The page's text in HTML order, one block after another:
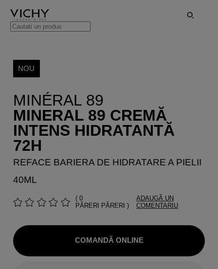
NOU
MINÉRAL 89
MINERAL 89 CREMĂ
INTENS HIDRATANTĂ
72H
REFACE BARIERA DE HIDRATARE A PIELII
40ML
( 0
PĂRERI PĂRERI )
ADAUGĂ UN
COMENTARIU
COMANDĂ ONLINE